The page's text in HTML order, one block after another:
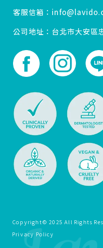
客服信箱：
公司地址：台北市大安區
Copyright© 2025 All Rights
Privacy Policy